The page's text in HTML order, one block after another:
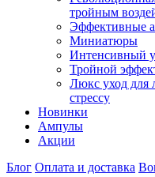
тройным
Эффективные
Миниатюры
Интенсивный
Тройной
Люкс уход для
стрессу
Новинки
Ампулы
Акции
Блог Оплата и доставка